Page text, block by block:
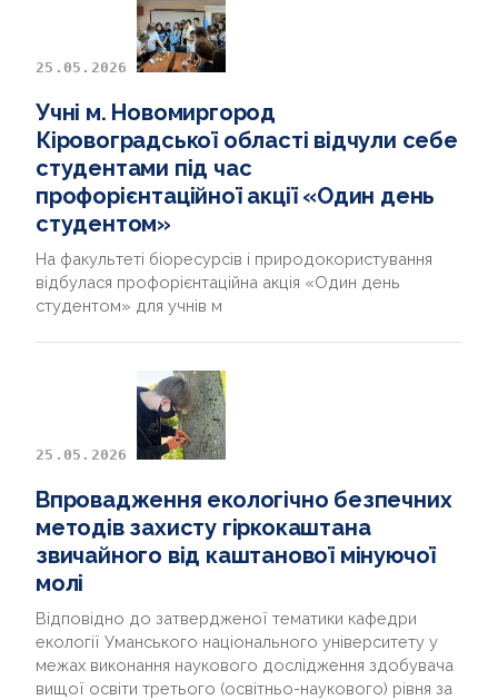
25.05.2026
Учні м. Новомиргород
Кіровоградської області відчули себе
студентами під час
профорієнтаційної акції «Один день
студентом»
На факультеті біоресурсів і природокористування
відбулася профорієнтаційна акція «Один день
студентом» для учнів м
25.05.2026
Впровадження екологічно безпечних
методів захисту гіркокаштана
звичайного від каштанової мінуючої
молі
Відповідно до затвердженої тематики кафедри
екології Уманського національного університету у
межах виконання наукового дослідження здобувача
вищої освіти третього (освітньо-наукового) рівня за